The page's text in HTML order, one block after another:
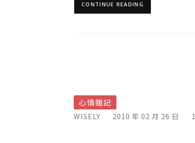
CONTINUE READING
心情雜記
WISELY 2010 年 02 月 26 日 1